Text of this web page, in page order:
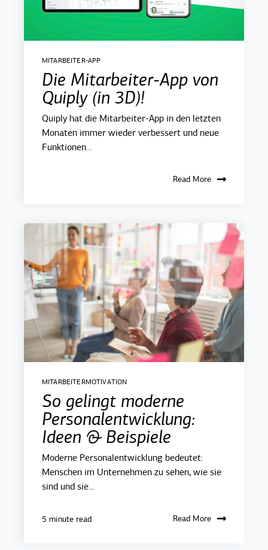
MITARBEITER-APP
Die Mitarbeiter-App von
Quiply (in 3D)!
Quiply hat die Mitarbeiter-App in den letzten
Monaten immer wieder verbessert und neue
Funktionen...
Read More
MITARBEITERMOTIVATION
So gelingt moderne
Personalentwicklung:
Ideen & Beispiele
Moderne Personalentwicklung bedeutet:
Menschen im Unternehmen zu sehen, wie sie
sind und sie...
5 minute read Read More